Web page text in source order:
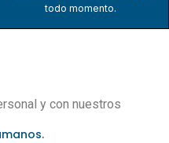
todo momento.
y con nuestros